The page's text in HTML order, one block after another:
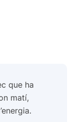
que ha
matí,